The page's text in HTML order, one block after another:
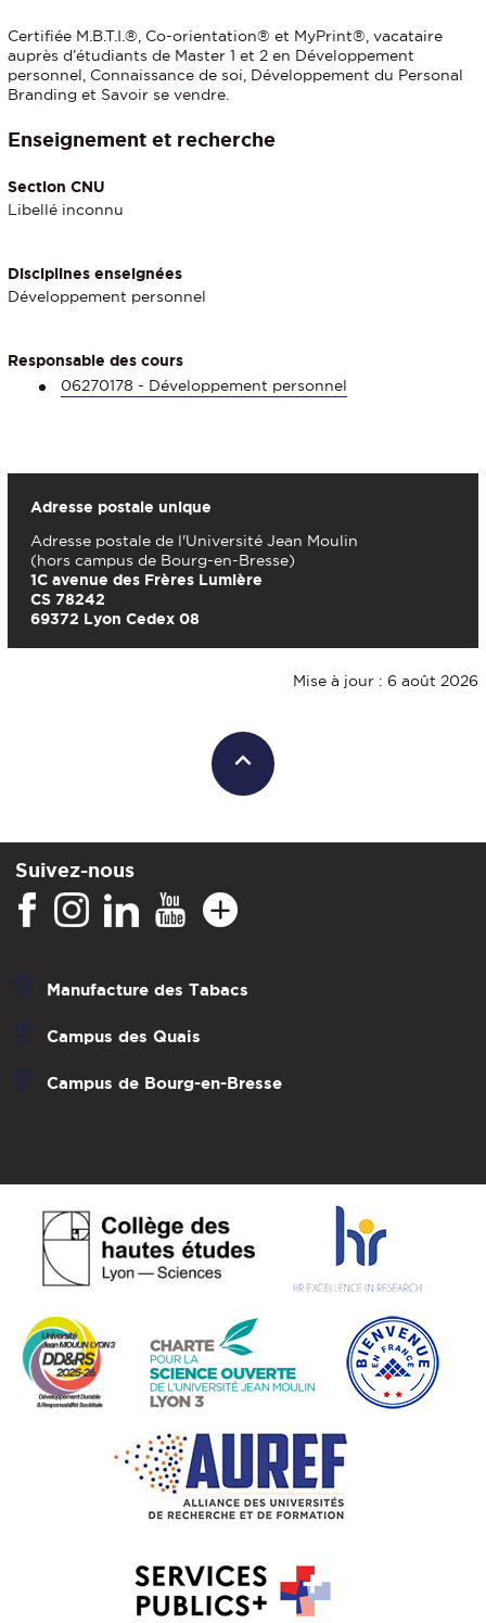
Certifiée M.B.T.I.®, Co-orientation® et MyPrint®, vacataire
auprès d’étudiants de Master 1 et 2 en Développement
personnel, Connaissance de soi, Développement du Personal
Branding et Savoir se vendre.
Enseignement et recherche
Section CNU
Libellé inconnu
Disciplines enseignées
Développement personnel
Responsable des cours
06270178 - Développement personnel
Adresse postale unique
Adresse postale de l'Université Jean Moulin
(hors campus de Bourg-en-Bresse)
1C avenue des Frères Lumière
CS 78242
69372 Lyon Cedex 08
Mise à jour : 6 août 2026
Suivez-nous
Manufacture des Tabacs
Campus des Quais
Campus de Bourg-en-Bresse